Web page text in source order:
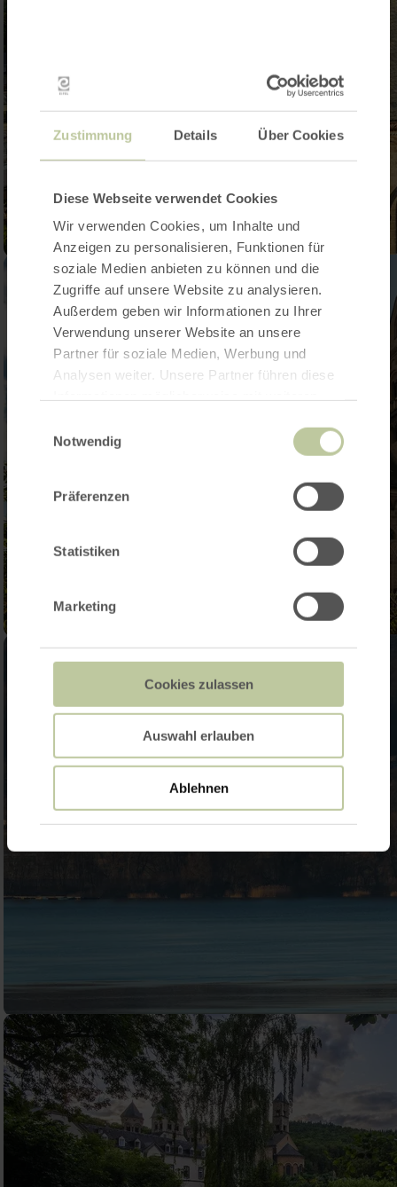
Zustimmung Details Über Cookies
Diese Webseite verwendet Cookies
Wir verwenden Cookies, um Inhalte und
Anzeigen zu personalisieren, Funktionen für
soziale Medien anbieten zu können und die
Zugriffe auf unsere Website zu analysieren.
Außerdem geben wir Informationen zu Ihrer
Verwendung unserer Website an unsere
Partner für soziale Medien, Werbung und
Analysen weiter. Unsere Partner führen diese
haben oder die sie im Rahmen Ihrer Nutzung
Notwendig
Präferenzen
Statistiken
Marketing
Cookies zulassen
Auswahl erlauben
Ablehnen